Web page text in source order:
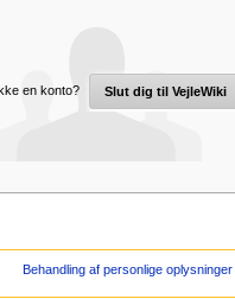
en konto? Slut dig til VejleWiki
Behandling af personlige oplysninger